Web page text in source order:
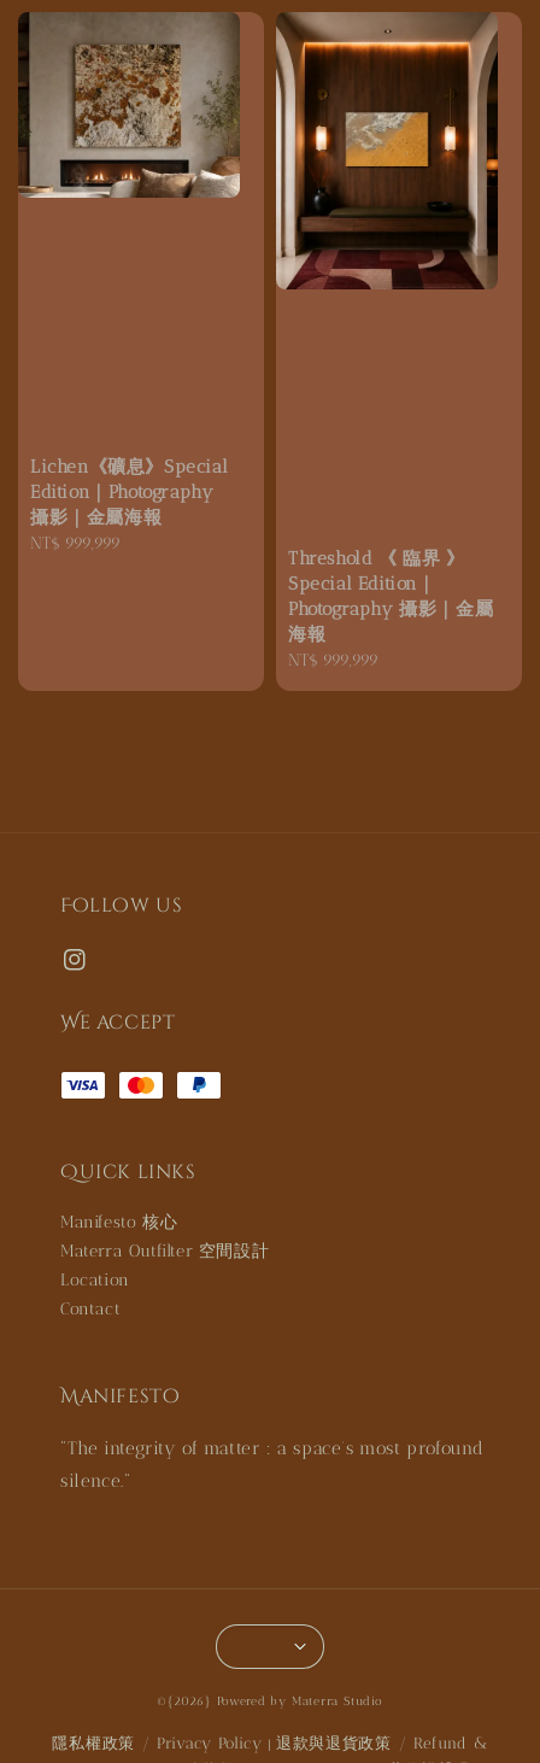
Lichen《礦息》Special
Edition｜Photography
攝影｜金屬海報
Regular
NT$ 999,999
Threshold 《 臨界 》
Special Edition｜
Photography 攝影｜金屬
海報
Regular
NT$ 999,999
Follow us
We accept
Quick links
Manifesto 核心
Materra Outfilter 空間設計
Location
Contact
Manifesto
"The integrity of matter : a space’s most profound
silence."
©{2026} Powered by Materra Studio
隱私權政策 / Privacy Policy | 退款與退貨政策 / Refund &